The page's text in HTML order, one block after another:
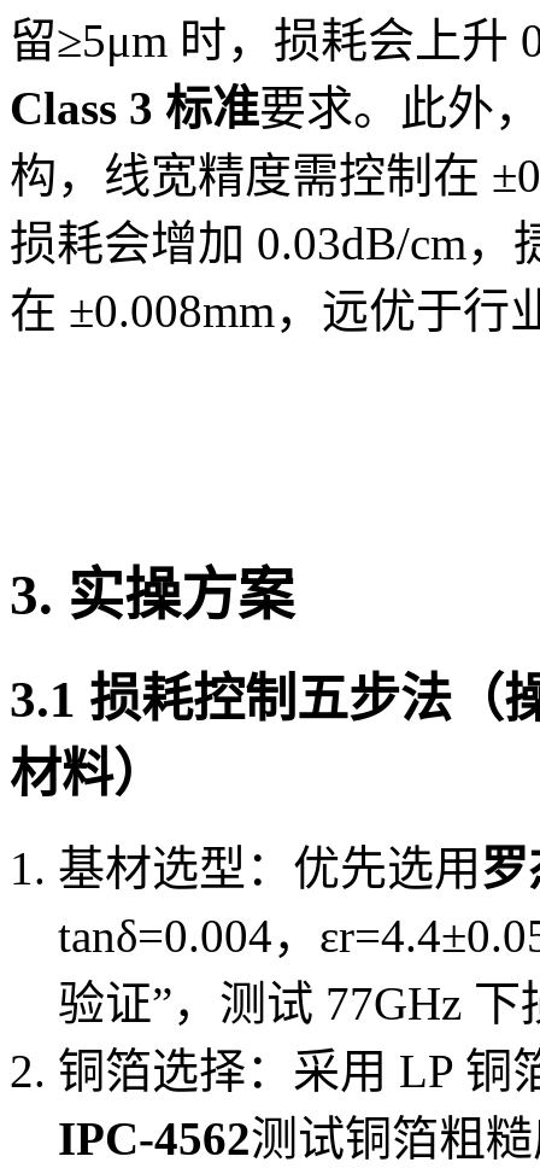
留≥5μm 时，损耗会上升
Class 3 标准要求。此外
构，线宽精度需控制在
损耗会增加 0.03dB/cm
在 ±0.008mm，远优于行
3. 实操方案
3.1 损耗控制五步法（
材料）
基材选型：优先选用
tanδ=0.004，
验证”，测试 77GHz
铜箔选择：采用 LP 铜
IPC-4562测试铜箔粗